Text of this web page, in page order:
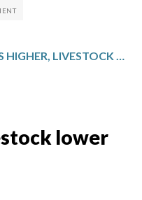
GRAINS HIGHER, LIVESTOCK LOWER
lower